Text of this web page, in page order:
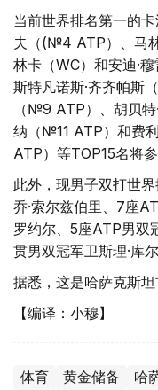
当前世界排名第一的
夫（(№4 АТР）、马
林卡（WC）和安迪·
斯特凡诺斯·齐齐帕斯
（№9 АТР）、胡贝
纳（№11 АТР）和费
АТР）等TOP15名将参
此外，现男子双打世
乔·索尔兹伯里、7座
罗约尔、5座ATP男双
贯男双冠军卫斯理·库
据悉，这是哈萨克斯
【编译：小穆】
体育 黄金储备 哈